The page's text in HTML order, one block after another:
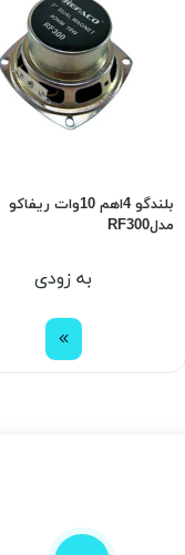
بلندگو 4اهم 10وات ریفاکو
مدلRF300
به زودی